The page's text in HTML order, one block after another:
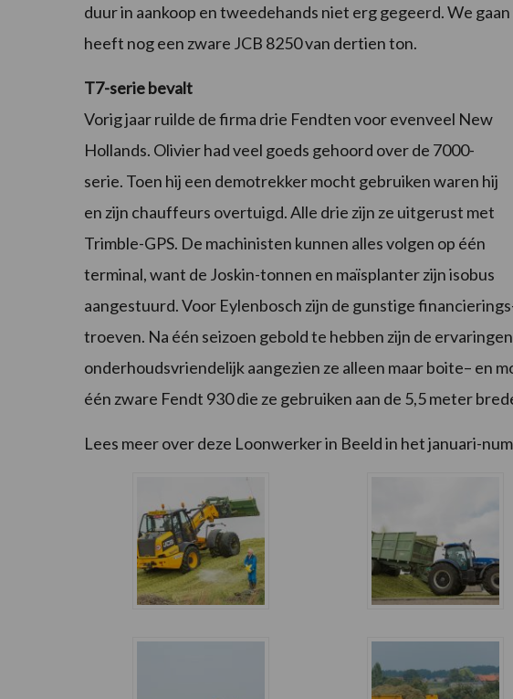
duur in aankoop en tweedehands niet erg gegeerd. We
heeft nog een zware JCB 8250 van dertien ton.
T7-serie bevalt
Vorig jaar ruilde de firma drie Fendten voor evenveel New
Hollands. Olivier had veel goeds gehoord over de 7000-
serie. Toen hij een demotrekker mocht gebruiken waren hij
en zijn chauffeurs overtuigd. Alle drie zijn ze uitgerust met
Trimble-GPS. De machinisten kunnen alles volgen op één
terminal, want de Joskin-tonnen en maïsplanter zijn isobus
aangestuurd. Voor Eylenbosch zijn de gunstige
troeven. Na één seizoen gebold te hebben zijn de
onderhoudsvriendelijk aangezien ze alleen maar boite– en
één zware Fendt 930 die ze gebruiken aan de 5,5 meter
Lees meer over deze Loonwerker in Beeld in het januari-